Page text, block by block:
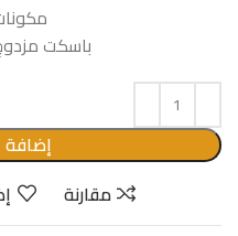
باسكت
إضافة
مقارنة